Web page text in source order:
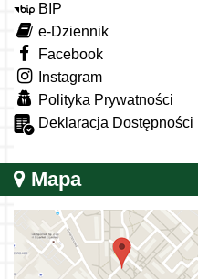
BIP
e-Dziennik
Facebook
Instagram
Polityka Prywatności
Deklaracja Dostępności
Mapa